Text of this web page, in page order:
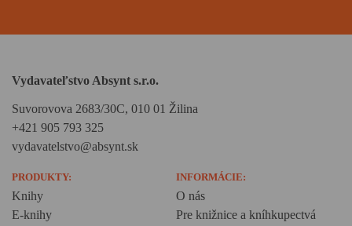
Vydavateľstvo Absynt s.r.o.
Suvorovova 2683/30C, 010 01 Žilina
+421 905 793 325
vydavatelstvo@absynt.sk
PRODUKTY:
Knihy
E-knihy
INFORMÁCIE:
O nás
Pre knižnice a kníhkupectvá